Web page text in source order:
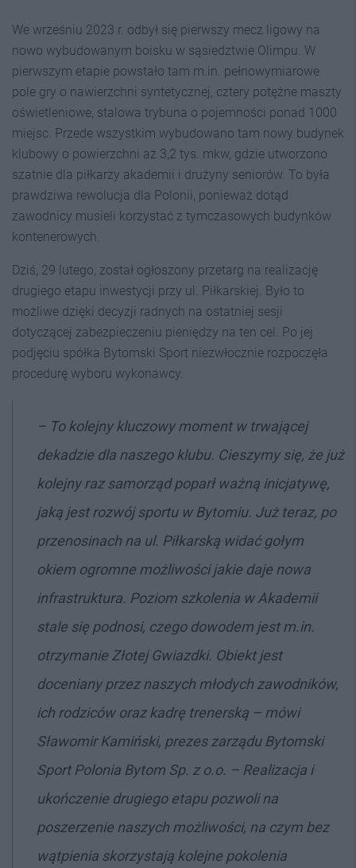
We wrześniu 2023 r. odbył się pierwszy mecz ligowy na
nowo wybudowanym boisku w sąsiedztwie Olimpu. W
pierwszym etapie powstało tam m.in. pełnowymiarowe
pole gry o nawierzchni syntetycznej, cztery potężne maszty
oświetleniowe, stalowa trybuna o pojemności ponad 1000
miejsc. Przede wszystkim wybudowano tam nowy budynek
klubowy o powierzchni aż 3,2 tys. mkw, gdzie utworzono
szatnie dla piłkarzy akademii i drużyny seniorów. To była
prawdziwa rewolucja dla Polonii, ponieważ dotąd
zawodnicy musieli korzystać z tymczasowych budynków
kontenerowych.
Dziś, 29 lutego, został ogłoszony przetarg na realizację
drugiego etapu inwestycji przy ul. Piłkarskiej. Było to
możliwe dzięki decyzji radnych na ostatniej sesji
dotyczącej zabezpieczeniu pieniędzy na ten cel. Po jej
podjęciu spółka Bytomski Sport niezwłocznie rozpoczęła
procedurę wyboru wykonawcy.
– To kolejny kluczowy moment w trwającej
dekadzie dla naszego klubu. Cieszymy się, że już
kolejny raz samorząd poparł ważną inicjatywę,
jaką jest rozwój sportu w Bytomiu. Już teraz, po
przenosinach na ul. Piłkarską widać gołym
okiem ogromne możliwości jakie daje nowa
infrastruktura. Poziom szkolenia w Akademii
stale się podnosi, czego dowodem jest m.in.
otrzymanie Złotej Gwiazdki. Obiekt jest
doceniany przez naszych młodych zawodników,
ich rodziców oraz kadrę trenerską – mówi
Sławomir Kamiński, prezes zarządu Bytomski
Sport Polonia Bytom Sp. z o.o. – Realizacja i
ukończenie drugiego etapu pozwoli na
poszerzenie naszych możliwości, na czym bez
wątpienia skorzystają kolejne pokolenia